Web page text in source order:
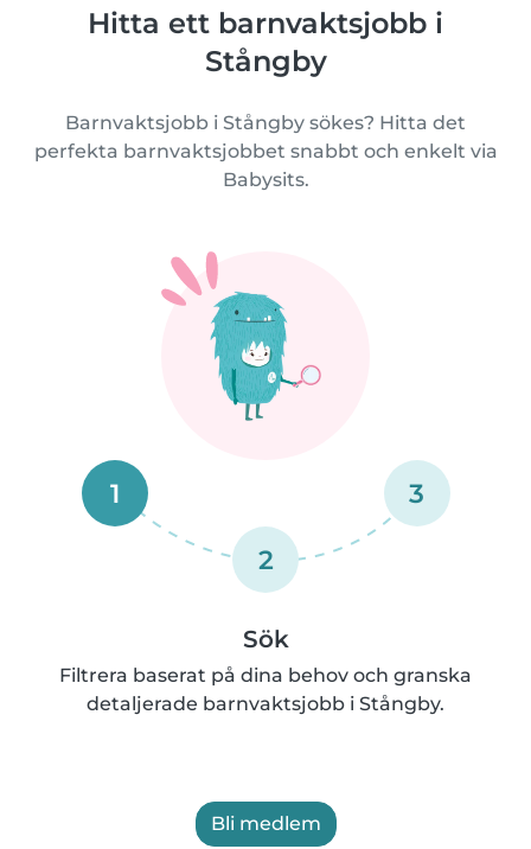
Hitta ett barnvaktsjobb i
Stångby
Barnvaktsjobb i Stångby sökes? Hitta det
perfekta barnvaktsjobbet snabbt och enkelt via
Babysits.
1
2
3
Sök
Filtrera baserat på dina behov och granska
detaljerade barnvaktsjobb i Stångby.
Bli medlem